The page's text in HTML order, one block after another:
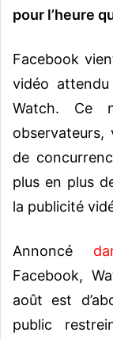
pour l’heure
Facebook
vidéo
Watch. Ce
observateurs,
de
plus en plus
la publicité
Annoncé
Facebook,
août est
public